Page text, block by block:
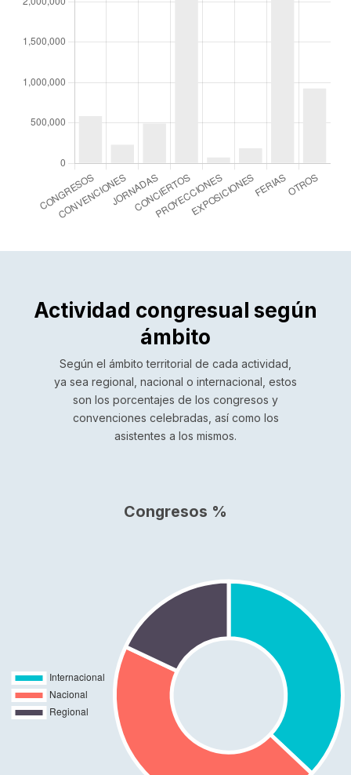
Actividad congresual según
ámbito
Según el ámbito territorial de cada actividad,
ya sea regional, nacional o internacional, estos
son los porcentajes de los congresos y
convenciones celebradas, así como los
asistentes a los mismos.
Congresos %